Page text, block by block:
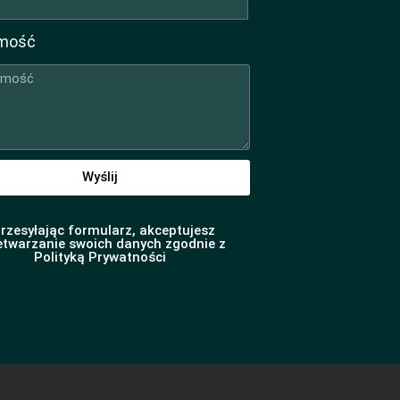
Wyślij
formularz, akceptujesz
swoich danych zgodnie z
Polityką Prywatności